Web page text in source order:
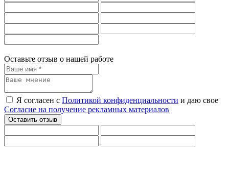
Оставьте отзыв о нашей работе
Я согласен с Политикой конфиденциальности и даю свое
Согласие на получение рекламных материалов